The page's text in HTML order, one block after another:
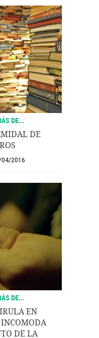
DE...
DE
2016
DE...
EN
DE LA